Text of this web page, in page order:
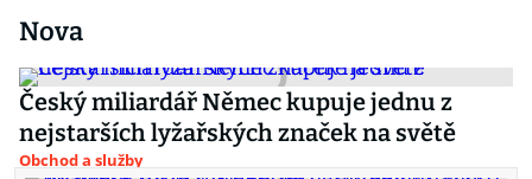
Nova
Český miliardář Němec kupuje jednu z
nejstarších lyžařských značek na světě
Obchod a služby